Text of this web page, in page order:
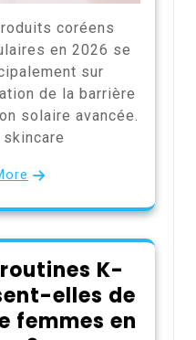
coréens
en 2026 se
sur
de la barrière
solaire avancée.
K-
elles de
femmes en